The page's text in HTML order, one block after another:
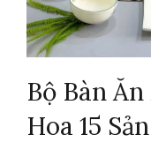
Bộ Bàn
Hoa 15